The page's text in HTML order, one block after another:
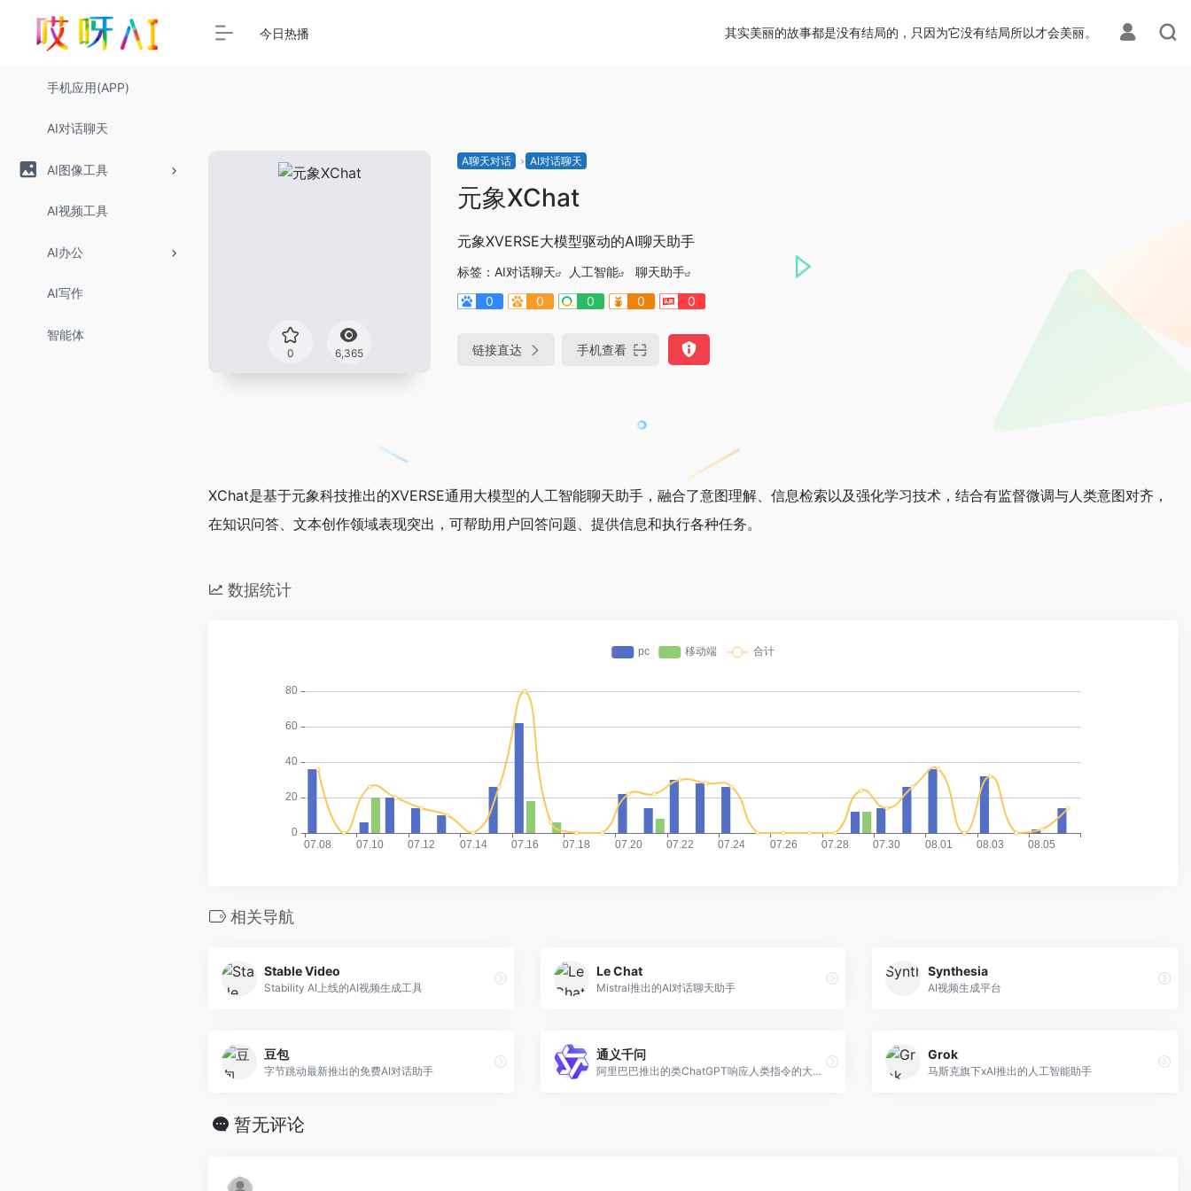
手机应用(APP)
AI对话聊天
AI图像工具
AI视频工具
AI办公
AI写作
智能体
今日热播 其实美丽的故事都是没有结局的，只因为它没有结局所以才会美丽。
0 6,365
A聊天对话 AI对话聊天
元象XChat
元象XVERSE大模型驱动的AI聊天助手
标签： AI对话聊天 人工智能
聊天助手
0
0 0 0 0
链接直达 手机查看
XChat是基于元象科技推出的XVERSE通用大模型的人工智能聊天助手，融合了意图理解、信息检索以及强化学习技术，结合有监督微调与人类意图对齐，
在知识问答、文本创作领域表现突出，可帮助用户回答问题、提供信息和执行各种任务。
数据统计
相关导航
Stable Video
Stability AI上线的AI视频生成工具
Le Chat
Mistral推出的AI对话聊天助手
Synthesia
AI视频生成平台
豆包
字节跳动最新推出的免费AI对话助手
通义千问
阿里巴巴推出的类ChatGPT响应人类指令的大模型，已免费开放
Grok
马斯克旗下xAI推出的人工智能助手
暂无评论